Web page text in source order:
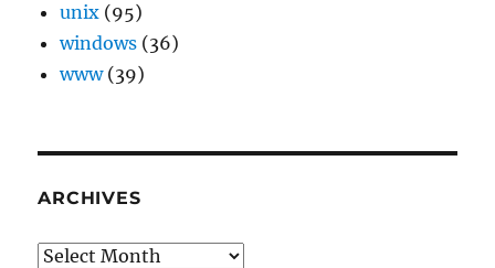
unix (95)
windows (36)
www(39)
ARCHIVES
Archives